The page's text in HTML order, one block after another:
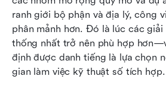
ranh giới bộ phận và địa lý, công
phân mảnh hơn. Đó là lúc các giải
thống nhất trở nên phù hợp
định được danh tiếng là lựa chọn
gian làm việc kỹ thuật số tích hợp.